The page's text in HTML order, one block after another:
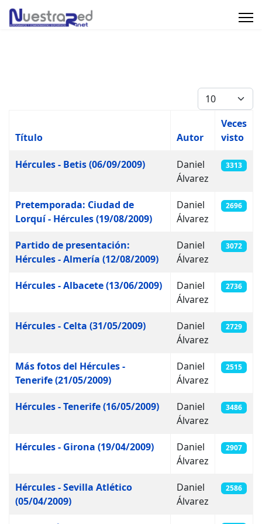
Cantidad
Artículos
Título Autor
Veces
visto
Hércules - Betis (06/09/2009)
Daniel
Álvarez
3313
Pretemporada: Ciudad de
Lorquí - Hércules (19/08/2009)
Daniel
Álvarez
2696
Partido de presentación:
Hércules - Almería (12/08/2009)
Daniel
Álvarez
3072
Hércules - Albacete (13/06/2009)
Daniel
Álvarez
2736
Hércules - Celta (31/05/2009)
Daniel
Álvarez
2729
Más fotos del Hércules -
Tenerife (21/05/2009)
Daniel
Álvarez
2515
Hércules - Tenerife (16/05/2009)
Daniel
Álvarez
3486
Hércules - Girona (19/04/2009)
Daniel
Álvarez
2907
Hércules - Sevilla Atlético
(05/04/2009)
Daniel
Álvarez
2586